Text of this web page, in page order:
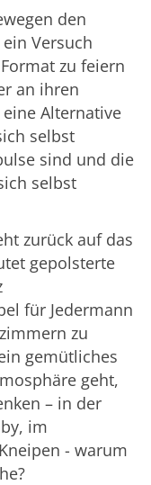
den
Versuch
zu feiern
an ihren
Alternative
selbst
sind und die
selbst
zurück auf das
gepolsterte
für Jedermann
zu
gemütliches
geht,
– in der
im
- warum